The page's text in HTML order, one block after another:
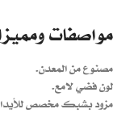
مواصفات
مصنوع من المعدن.
لون فضي لامع.
مزود بشبك مخصص